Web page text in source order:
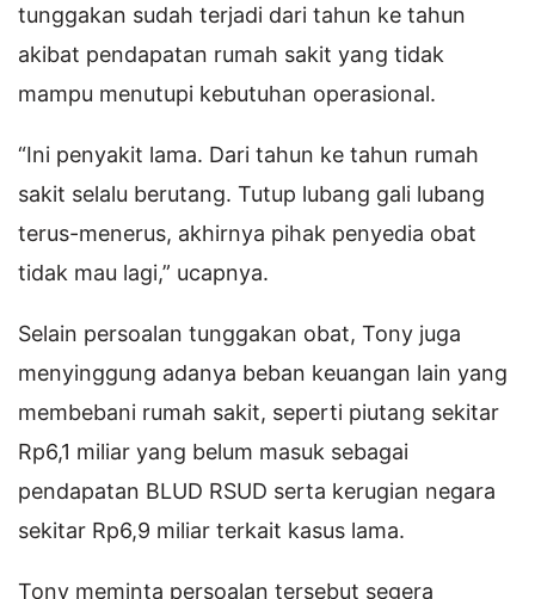
tunggakan sudah terjadi dari tahun ke tahun
akibat pendapatan rumah sakit yang tidak
mampu menutupi kebutuhan operasional.
“Ini penyakit lama. Dari tahun ke tahun rumah
sakit selalu berutang. Tutup lubang gali lubang
terus-menerus, akhirnya pihak penyedia obat
tidak mau lagi,” ucapnya.
Selain persoalan tunggakan obat, Tony juga
menyinggung adanya beban keuangan lain yang
membebani rumah sakit, seperti piutang sekitar
Rp6,1 miliar yang belum masuk sebagai
pendapatan BLUD RSUD serta kerugian negara
sekitar Rp6,9 miliar terkait kasus lama.
Tony meminta persoalan tersebut segera